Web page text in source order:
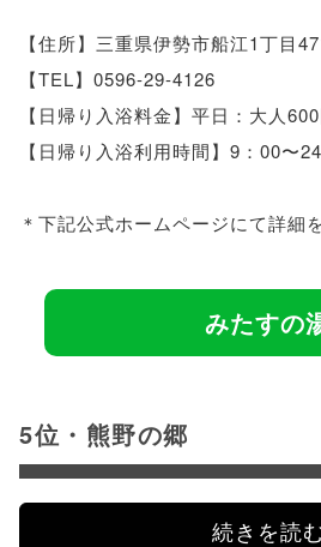
【住所】三重県伊勢市船江1丁目
【TEL】0596-29-4126
【日帰り入浴料金】平日：大人
【日帰り入浴利用時間】9：00〜
＊下記公式ホームページにて詳細
みたすの
5位・熊野の郷
続きを読